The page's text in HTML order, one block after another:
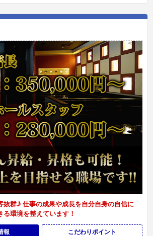
抜群♪ 仕事の成果や成長を自分自身の自信に
環境を整えています！
報 こだわりポイント